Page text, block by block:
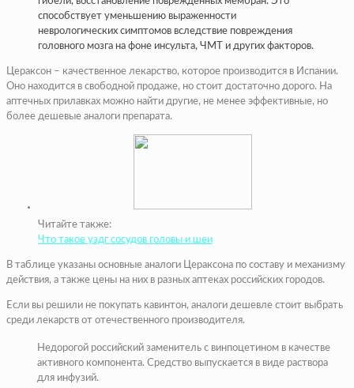
способствует уменьшению выраженности
неврологических симптомов вследствие повреждения
головного мозга на фоне инсульта, ЧМТ и других факторов.
Цераксон – качественное лекарство, которое производится в Испании.
Оно находится в свободной продаже, но стоит достаточно дорого. На
аптечных прилавках можно найти другие, не менее эффективные, но
более дешевые аналоги препарата.
Читайте также:
Что такое уздг сосудов головы и шеи
В таблице указаны основные аналоги Цераксона по составу и механизму
действия, а также цены на них в разных аптеках российских городов.
Если вы решили не покупать кавинтон, аналоги дешевле стоит выбрать
среди лекарств от отечественного производителя.
Недорогой российский заменитель с винпоцетином в качестве
активного компонента. Средство выпускается в виде раствора
для инфузий.